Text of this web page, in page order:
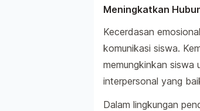
Meningkatkan
Kecerdasan
komunikasi siswa.
memungkinkan siswa
interpersonal yang
Dalam lingkungan